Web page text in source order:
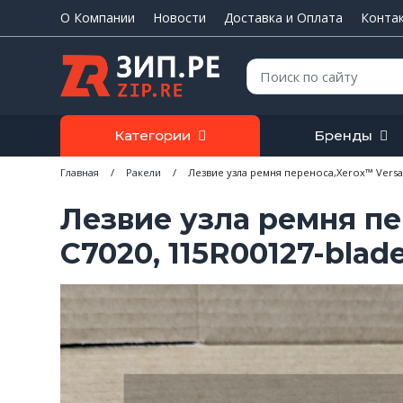
О Компании Новости Доставка и Оплата
Поиск:
Категории Бренды
Главная / Ракели / Лезвие узла ремня переноса,Xerox™
Лезвие узла ремня
С7020, 115R00127-